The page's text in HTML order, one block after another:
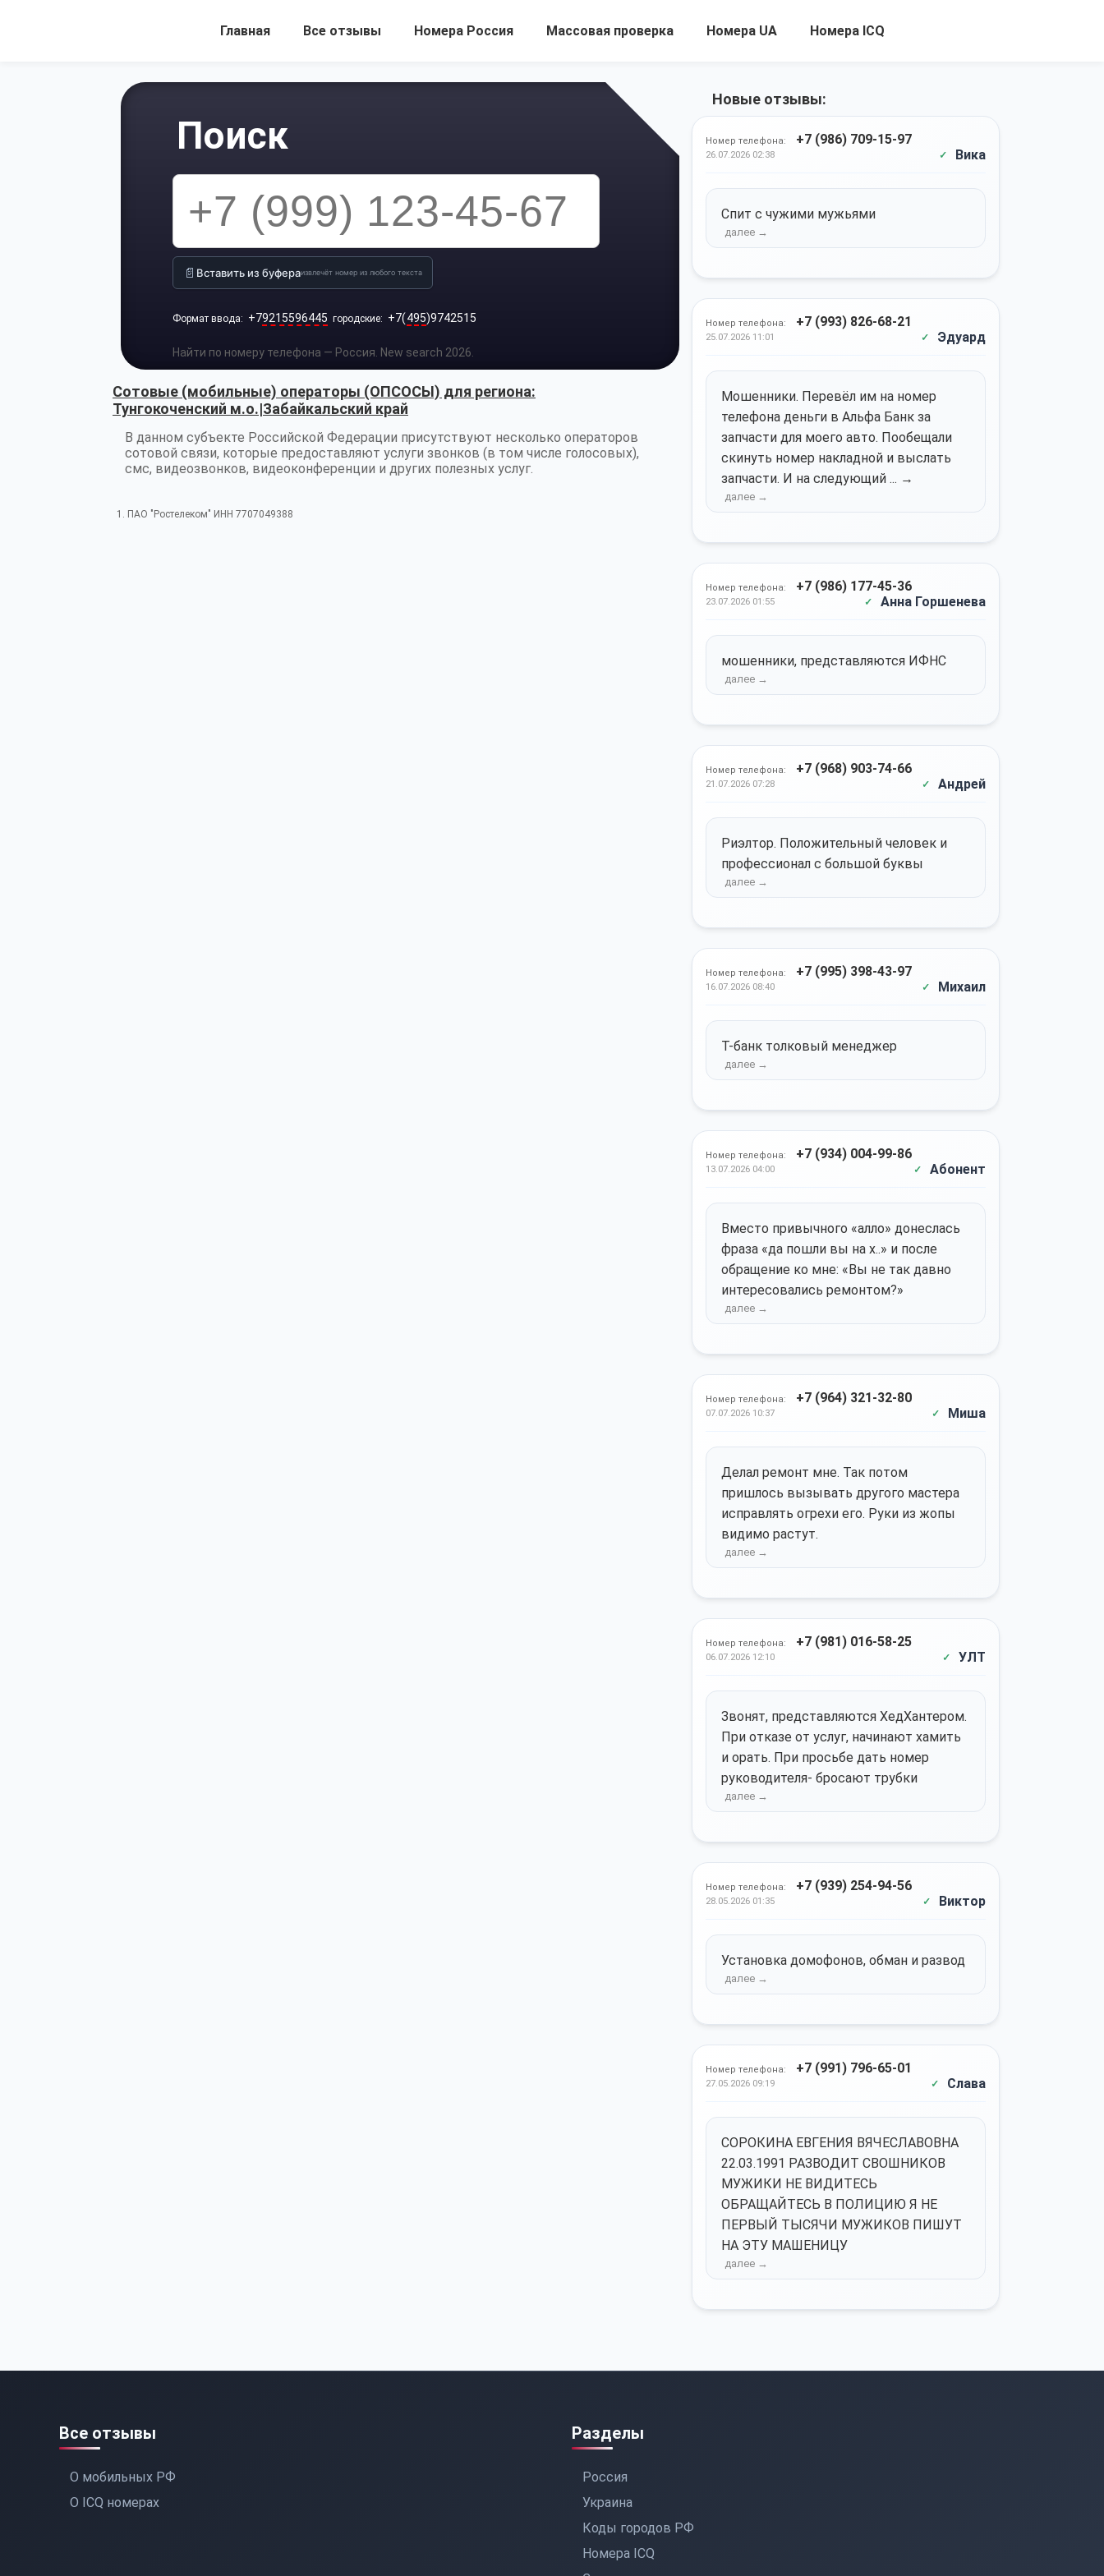
Главная Все отзывы Номера Россия Массовая проверка Номера UA Номера ICQ
Поиск
📄 Вставить из буфераизвлечёт номер из любого текста
Формат ввода: +79215596445 городские: +7(495)9742515
Найти по номеру телефона — Россия. New search 2026.
Сотовые (мобильные) операторы (ОПСОСЫ) для региона:
Тунгокоченский м.о.|Забайкальский край
В данном субъекте Российской Федерации присутствуют несколько операторов
сотовой связи, которые предоставляют услуги звонков (в том числе голосовых),
смс, видеозвонков, видеоконференции и других полезных услуг.
1. ПАО "Ростелеком" ИНН 7707049388
Новые отзывы:
Номер телефона: +7 (986) 709-15-97
26.07.2026 02:38 Вика
Спит с чужими мужьями
Номер телефона: +7 (993) 826-68-21
25.07.2026 11:01 Эдуард
Мошенники. Перевёл им на номер
телефона деньги в Альфа Банк за
запчасти для моего авто. Пообещали
скинуть номер накладной и выслать
запчасти. И на следующий ... →
Номер телефона: +7 (986) 177-45-36
23.07.2026 01:55 Анна Горшенева
мошенники, представляются ИФНС
Номер телефона: +7 (968) 903-74-66
21.07.2026 07:28 Андрей
Риэлтор. Положительный человек и
профессионал с большой буквы
Номер телефона: +7 (995) 398-43-97
16.07.2026 08:40 Михаил
Т-банк толковый менеджер
Номер телефона: +7 (934) 004-99-86
13.07.2026 04:00 Абонент
Вместо привычного «алло» донеслась
фраза «да пошли вы на х..» и после
обращение ко мне: «Вы не так давно
интересовались ремонтом?»
Номер телефона: +7 (964) 321-32-80
07.07.2026 10:37 Миша
Делал ремонт мне. Так потом
пришлось вызывать другого мастера
исправлять огрехи его. Руки из жопы
видимо растут.
Номер телефона: +7 (981) 016-58-25
06.07.2026 12:10 УЛТ
Звонят, представляются ХедХантером.
При отказе от услуг, начинают хамить
и орать. При просьбе дать номер
руководителя- бросают трубки
Номер телефона: +7 (939) 254-94-56
28.05.2026 01:35 Виктор
Установка домофонов, обман и развод
Номер телефона: +7 (991) 796-65-01
27.05.2026 09:19 Слава
СОРОКИНА ЕВГЕНИЯ ВЯЧЕСЛАВОВНА
22.03.1991 РАЗВОДИТ СВОШНИКОВ
МУЖИКИ НЕ ВИДИТЕСЬ
ОБРАЩАЙТЕСЬ В ПОЛИЦИЮ Я НЕ
ПЕРВЫЙ ТЫСЯЧИ МУЖИКОВ ПИШУТ
НА ЭТУ МАШЕНИЦУ
Все отзывы
О мобильных РФ
О ICQ номерах
Разделы
Россия
Украина
Коды городов РФ
Номера ICQ